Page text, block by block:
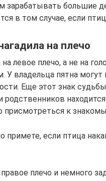
зарабатывать большие
в том случае, если
на плечо
левое плечо, а не на
У владельца пятна
Еще этот знак
родственников
присмотреться к
примете, если птица
плечо и немного